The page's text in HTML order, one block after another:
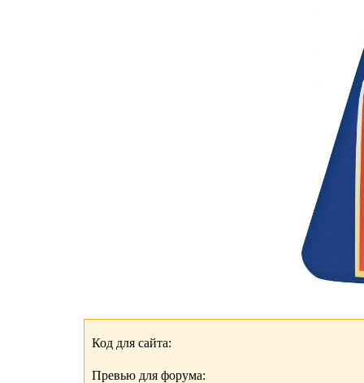
Код для сайта:
Превью для форума: